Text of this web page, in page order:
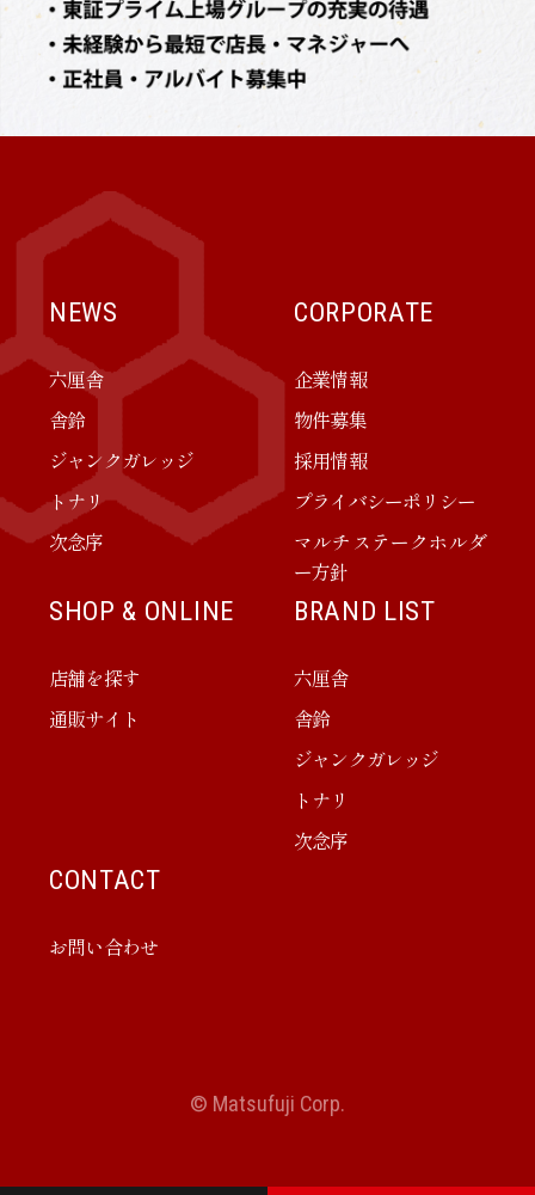
NEWS
六厘舎
舎鈴
ジャンクガレッジ
トナリ
次念序
CORPORATE
企業情報
物件募集
採用情報
プライバシーポリシー
マルチステークホルダ
ー方針
SHOP & ONLINE
店舗を探す
通販サイト
BRAND LIST
六厘舎
舎鈴
ジャンクガレッジ
トナリ
次念序
CONTACT
お問い合わせ
© Matsufuji Corp.